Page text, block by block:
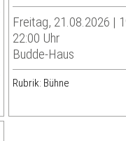
Freitag, 21.08.2026 |
22:00 Uhr
Budde-Haus
Rubrik: Bühne